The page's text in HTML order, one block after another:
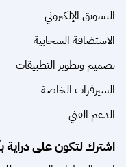
التسويق الإلكتروني
الاستضافة السحابية
تصميم وتطوير التطبيقات
السيرفرات الخاصة
الدعم الفني
اشترك لتكون على دراية